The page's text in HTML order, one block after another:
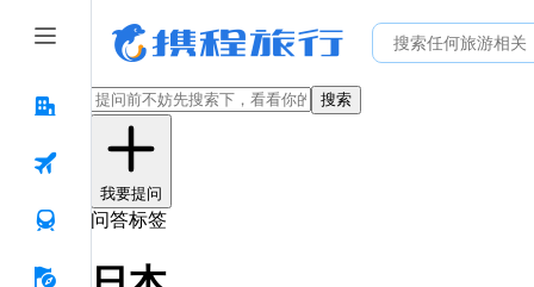
搜索
我要提问
问答标签